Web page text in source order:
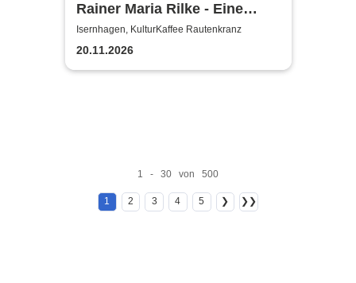
Rainer Maria Rilke - Eine
musikalisch-literarische
Reise
Isernhagen, KulturKaffee Rautenkranz
20.11.2026
1 - 30 von 500
1 2 3 4 5 ❯ ❯❯